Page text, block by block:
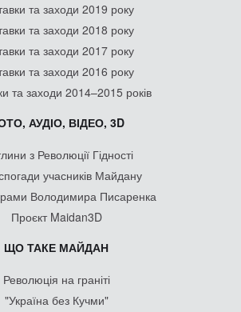
та заходи 2019 року
та заходи 2018 року
та заходи 2017 року
та заходи 2016 року
та заходи 2014–2015 років
АУДІО, ВІДЕО, 3D
з Революції Гідності
учасників Майдану
Володимира Писаренка
Проєкт Maidan3D
ЩО ТАКЕ МАЙДАН
Революція на граніті
"Україна без Кучми"